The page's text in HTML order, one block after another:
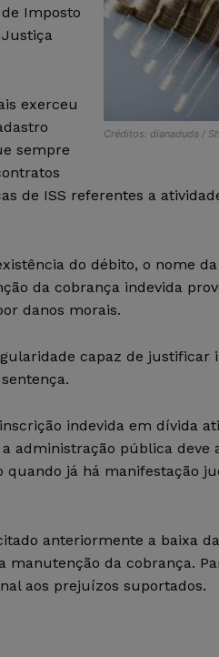
Créditos: dianaduda /
Imposto
exerceu
sempre
de ISS referentes a
do débito, o nome
da cobrança indevida
danos morais.
capaz de justificar
indevida em dívida
administração pública deve
já há manifestação
anteriormente a baixa
da cobrança.
aos prejuízos suportados.